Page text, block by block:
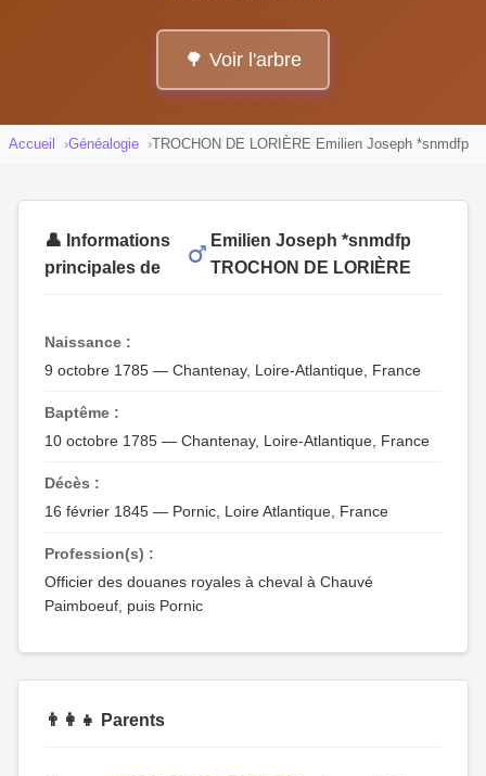
🌳 Voir l'arbre
Accueil Généalogie TROCHON DE LORIÈRE Emilien Joseph *snmdfp
👤 Informations
principales de
Emilien Joseph *snmdfp
TROCHON DE LORIÈRE
Naissance :
9 octobre 1785 — Chantenay, Loire-Atlantique, France
Baptême :
10 octobre 1785 — Chantenay, Loire-Atlantique, France
Décès :
16 février 1845 — Pornic, Loire Atlantique, France
Profession(s) :
Officier des douanes royales à cheval à Chauvé
Paimboeuf, puis Pornic
👨‍👩‍👧 Parents